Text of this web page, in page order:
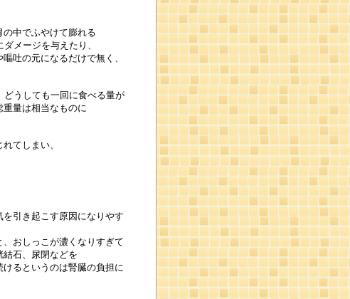
の中でふやけて膨れる
メージを与えたり、
吐の元になるだけで無く、
どうしても一回に食べる量が
量は相当なものに
てしまい、
引き起こす原因になりやす
おしっこが濃くなりすぎて
石、尿閉などを
るというのは腎臓の負担に